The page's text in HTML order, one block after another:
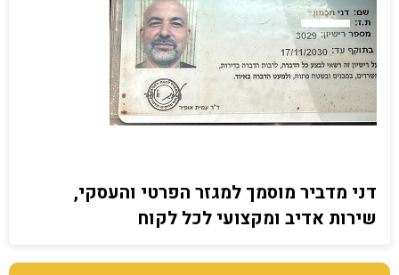
דני מדביר מוסמך למגזר הפרטי והעסקי,
שירות אדיב ומקצועי לכל לקוח